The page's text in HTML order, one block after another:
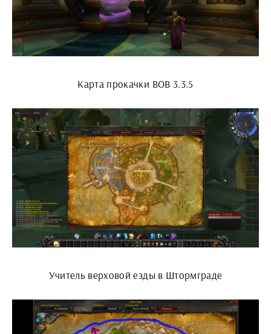
Карта прокачки ВОВ 3.3.5
Учитель верховой езды в Штормграде